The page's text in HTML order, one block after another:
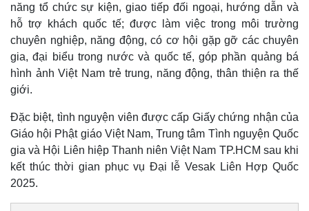
năng tổ chức sự kiện, giao tiếp đối ngoại, hướng dẫn và
hỗ trợ khách quốc tế; được làm việc trong môi trường
chuyên nghiệp, năng động, có cơ hội gặp gỡ các chuyên
gia, đại biểu trong nước và quốc tế, góp phần quảng bá
hình ảnh Việt Nam trẻ trung, năng động, thân thiện ra thế
giới.
Đặc biệt, tình nguyện viên được cấp Giấy chứng nhận của
Giáo hội Phật giáo Việt Nam, Trung tâm Tình nguyện Quốc
gia và Hội Liên hiệp Thanh niên Việt Nam TP.HCM sau khi
kết thúc thời gian phục vụ Đại lễ Vesak Liên Hợp Quốc
2025.